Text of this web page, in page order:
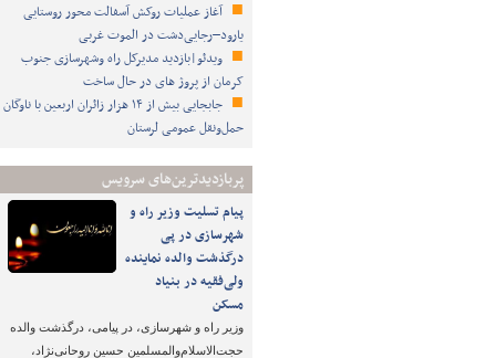
آغاز عملیات روکش آسفالت محور روستایی
یارود–رجایی‌دشت در الموت غربی
ویدئو|بازدید مدیرکل راه وشهرسازی جنوب
کرمان از پروژ های در حال ساخت
جابجایی بیش از ۱۴ هزار زائران اربعین با ناوگان
حمل‌ونقل عمومی لرستان
پربازدیدترین‌های سرویس
پیام تسلیت وزیر راه و
شهرسازی در پی
درگذشت والده نماینده
ولی‌فقیه در بنیاد
مسکن
وزیر راه و شهرسازی، در پیامی، درگذشت والده
حجت‌الاسلام‌والمسلمین حسین روحانی‌نژاد،